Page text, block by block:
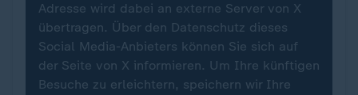
Adresse wird dabei an externe Server von X
übertragen. Über den Datenschutz dieses
Social Media-Anbieters können Sie sich auf
der Seite von X informieren. Um Ihre künftigen
Besuche zu erleichtern, speichern wir Ihre